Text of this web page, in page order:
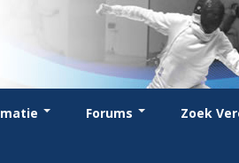
Forums Zoek